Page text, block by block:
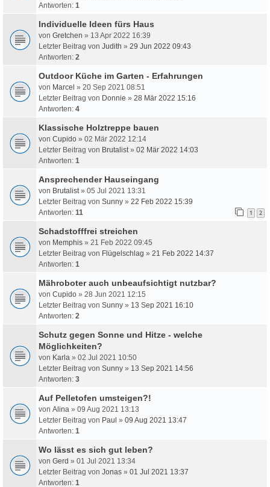
Antworten: 1
Individuelle Ideen fürs Haus
von Gretchen » 13 Apr 2022 16:39
Letzter Beitrag von Judith » 29 Jun 2022 09:43
Antworten: 2
Outdoor Küche im Garten - Erfahrungen
von Marcel » 20 Sep 2021 08:51
Letzter Beitrag von Donnie » 28 Mär 2022 15:16
Antworten: 4
Klassische Holztreppe bauen
von Cupido » 02 Mär 2022 12:14
Letzter Beitrag von Brutalist» 02 Mär 2022 14:03
Antworten: 1
Ansprechender Hauseingang
von Brutalist» 05 Jul 2021 13:31
Letzter Beitrag von Sunny » 22 Feb 2022 15:39
Antworten: 11 1 2
Schadstofffrei streichen
von Memphis » 21 Feb 2022 09:45
Letzter Beitrag von Flügelschlag » 21 Feb 2022 14:37
Antworten: 1
Mähroboter auch unbeaufsichtigt nutzbar?
von Cupido » 28 Jun 2021 12:15
Letzter Beitrag von Sunny » 13 Sep 2021 16:10
Antworten: 2
Schutz gegen Sonne und Hitze - welche
Möglichkeiten?
von Karla » 02 Jul 2021 10:50
Letzter Beitrag von Sunny » 13 Sep 2021 14:56
Antworten: 3
Auf Pelletofen umsteigen?!
von Alina » 09 Aug 2021 13:13
Letzter Beitrag von Paul » 09 Aug 2021 13:47
Antworten: 1
Wo lässt es sich gut leben?
von Gerd » 01 Jul 2021 13:34
Letzter Beitrag von Jonas » 01 Jul 2021 13:37
Antworten: 1